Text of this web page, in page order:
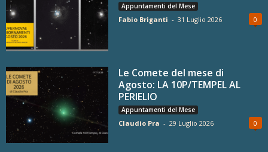
Appuntamenti del Mese
Fabio Briganti - 31 Luglio 2026 0
Le Comete del mese di
Agosto: LA 10P/TEMPEL AL
PERIELIO
Appuntamenti del Mese
Claudio Pra - 29 Luglio 2026 0